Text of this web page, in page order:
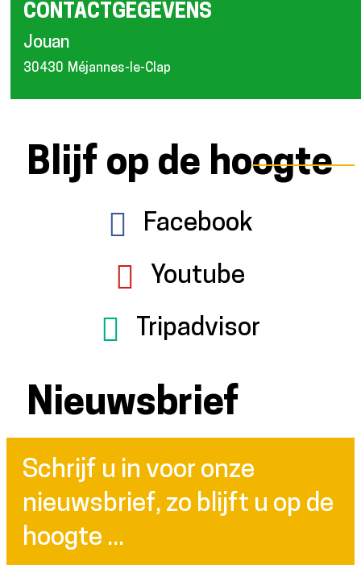
CONTACTGEGEVENS
Jouan
30430 Méjannes-le-Clap
Blijf op de hoogte
Facebook
Youtube
Tripadvisor
Nieuwsbrief
Schrijf u in voor onze
nieuwsbrief, zo blijft u op de
hoogte ...